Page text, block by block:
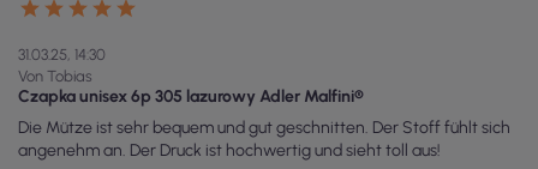
31.03.25, 14:30
Von Tobias
Czapka unisex 6p 305 lazurowy Adler Malfini®
Die Mütze ist sehr bequem und gut geschnitten. Der Stoff fühlt sich
angenehm an. Der Druck ist hochwertig und sieht toll aus!